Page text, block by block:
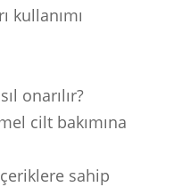
kullanımı
onarılır?
cilt bakımına
sahip